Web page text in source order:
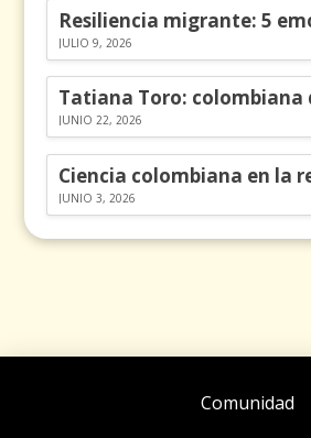
JULIO 9, 2026
JUNIO 22, 2026
JUNIO 3, 2026
Comunidad